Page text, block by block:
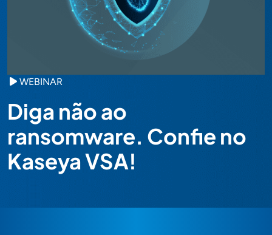
WEBINAR
Diga não ao
ransomware. Confie no
Kaseya VSA!